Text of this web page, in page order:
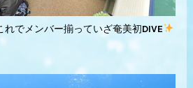
でメンバー揃っていざ奄美初DIVE